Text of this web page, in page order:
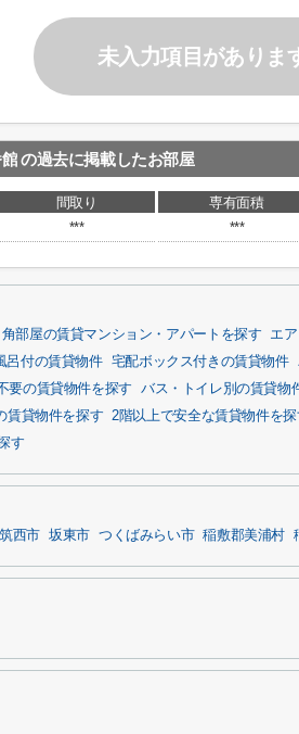
未入力項目がありま
の過去に掲載したお部屋
間取り 専有面積
*** ***
角部屋の賃貸マンション・アパートを探す
エ
呂付の賃貸物件 宅配ボックス付きの賃貸物件
要の賃貸物件を探す
バス・トイレ別の賃貸物
賃貸物件を探す 2階以上で安全な賃貸物件を探
す
筑西市 坂東市 つくばみらい市 稲敷郡美浦村